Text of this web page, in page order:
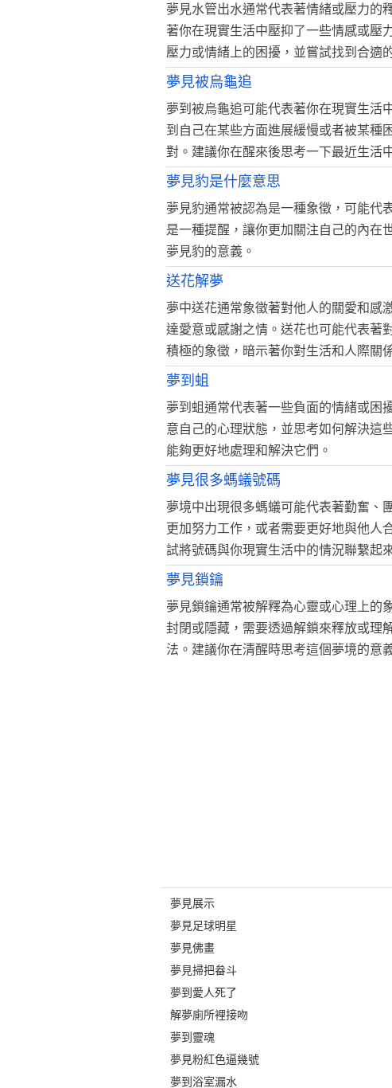
夢見水管出水通常代表著情緒或壓力的
著你在現實生活中壓抑了一些情感或壓
壓力或情緒上的困擾，並嘗試找到合適
夢見被烏龜追
夢到被烏龜追可能代表著你在現實生活
到自己在某些方面進展緩慢或者被某種
對。建議你在醒來後思考一下最近生活
夢見豹是什麼意思
夢見豹通常被認為是一種象徵，可能代
是一種提醒，讓你更加關注自己的內在
夢見豹的意義。
送花解夢
夢中送花通常象徵著對他人的關愛和感
達愛意或感謝之情。送花也可能代表著
積極的象徵，暗示著你對生活和人際關
夢到蛆
夢到蛆通常代表著一些負面的情緒或困
意自己的心理狀態，並思考如何解決這
能夠更好地處理和解決它們。
夢見很多螞蟻號碼
夢境中出現很多螞蟻可能代表著勤奮、
更加努力工作，或者需要更好地與他人
試將號碼與你現實生活中的情況聯繫起
夢見鎖鑰
夢見鎖鑰通常被解釋為心靈或心理上的
封閉或隱藏，需要透過解鎖來釋放或理
法。建議你在清醒時思考這個夢境的意
夢見展示
夢見足球明星
夢見佛畫
夢見掃把畚斗
夢到愛人死了
解夢廁所裡接吻
夢到靈魂
夢見粉紅色逼幾號
夢到浴室漏水